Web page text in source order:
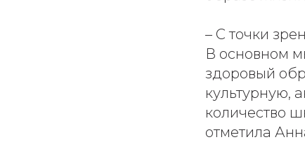
– С точки
В основном
здоровый
культурную,
количество
отметила